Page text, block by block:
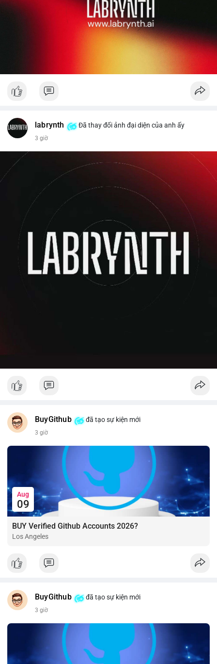
labrynth Đã thay đổi ảnh đại diện của anh ấy
3 giờ
BuyGithub đã tạo sự kiện mới
3 giờ
Aug
09
BUY Verified Github Accounts 2026?
Los Angeles
BuyGithub đã tạo sự kiện mới
3 giờ